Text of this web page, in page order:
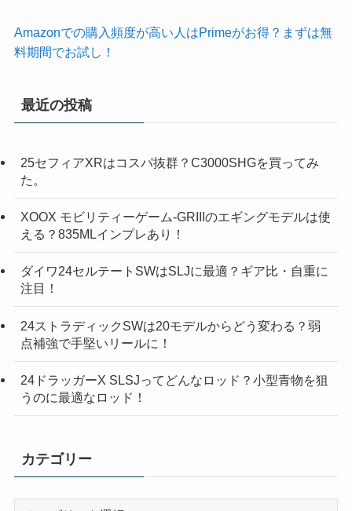
Amazonでの購入頻度が高い人はPrimeがお得？まずは無
料期間でお試し！
最近の投稿
25セフィアXRはコスパ抜群？C3000SHGを買ってみ
た。
XOOX モビリティーゲーム-GRIIIのエギングモデルは使
える？835MLインプレあり！
ダイワ24セルテートSWはSLJに最適？ギア比・自重に
注目！
24ストラディックSWは20モデルからどう変わる？弱
点補強で手堅いリールに！
24ドラッガーX SLSJってどんなロッド？小型青物を狙
うのに最適なロッド！
カテゴリー